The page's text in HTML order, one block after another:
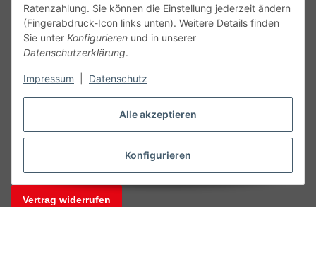
Alle akzeptieren
Konfigurieren
Ratenzahlung. Sie können die Einstellung jederzeit ändern
(Fingerabdruck-Icon links unten). Weitere Details finden
Sie unter Konfigurieren und in unserer
Datenschutzerklärung.
Impressum Datenschutz
Service
Alle technischen Angaben ohne Gewähr. Irrtümer und fehlerhafte
Angaben vorbehalten. Wenn Sie Datenblätter oder spezielle
technische Eigenschaften benötigen, wenden Sie sich bitte an
beispielhaft sein und vom Produkt abweichen.
Vertrag widerrufen